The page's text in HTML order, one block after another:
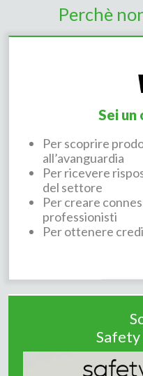
Perchè
Sei
Per scoprire
all’avanguardia
Per ricevere
del settore
Per creare
professionisti
Per ottenere